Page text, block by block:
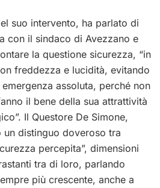
suo intervento, ha parlato di
con il sindaco di Avezzano e
la questione sicurezza, “in
freddezza e lucidità, evitando
assoluta, perché non
il bene della sua attrattività
Il Questore De Simone,
un distinguo doveroso tra
percepita”, dimensioni
tra di loro, parlando
più crescente, anche a